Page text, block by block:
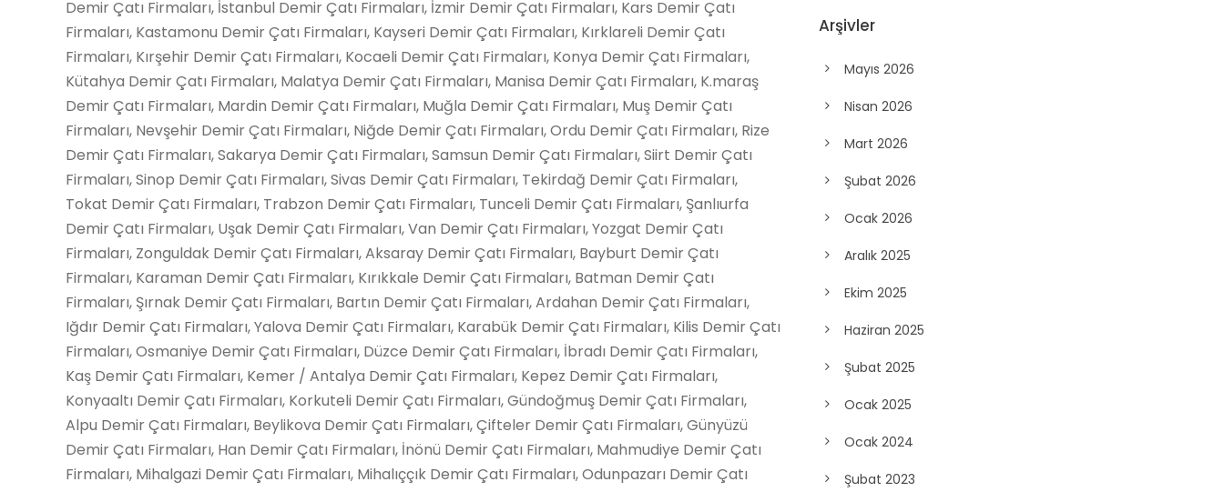
Arşivler
Mayıs 2026
Nisan 2026
Mart 2026
Şubat 2026
Ocak 2026
Aralık 2025
Ekim 2025
Haziran 2025
Şubat 2025
Ocak 2025
Ocak 2024
Şubat 2023